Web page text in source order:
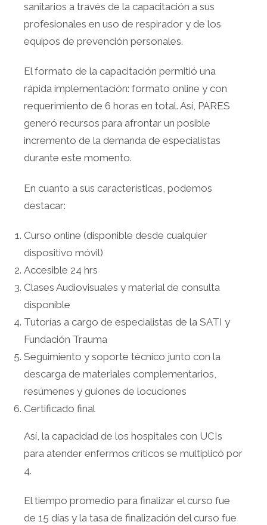
sanitarios a través de la capacitación a sus
profesionales en uso de respirador y de los
equipos de prevención personales.
El formato de la capacitación permitió una
rápida implementación: formato online y con
requerimiento de 6 horas en total. Así, PARES
generó recursos para afrontar un posible
incremento de la demanda de especialistas
durante este momento.
En cuanto a sus características, podemos
destacar:
Curso online (disponible desde cualquier
dispositivo móvil)
Accesible 24 hrs
Clases Audiovisuales y material de consulta
disponible
Tutorías a cargo de especialistas de la SATI y
Fundación Trauma
Seguimiento y soporte técnico junto con la
descarga de materiales complementarios,
resúmenes y guiones de locuciones
Certificado final
Así, la capacidad de los hospitales con UCIs
para atender enfermos críticos se multiplicó por
4.
El tiempo promedio para finalizar el curso fue
de 15 días y la tasa de finalización del curso fue